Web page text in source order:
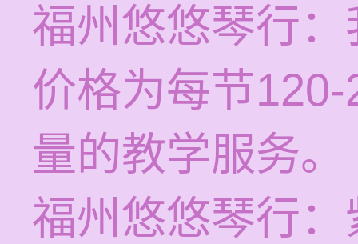
福州悠悠琴行
价格为每节
量的教学服务。
福州悠悠琴行